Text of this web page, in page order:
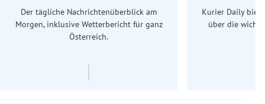
Der tägliche Nachrichtenüberblick am
Morgen, inklusive Wetterbericht für ganz
Österreich.
Kurier Daily
über die